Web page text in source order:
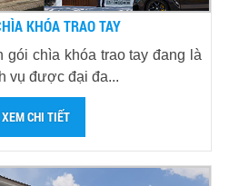
KHÓA TRAO TAY
gói chìa khóa trao tay đang là
vụ được đại đa...
XEM CHI TIẾT